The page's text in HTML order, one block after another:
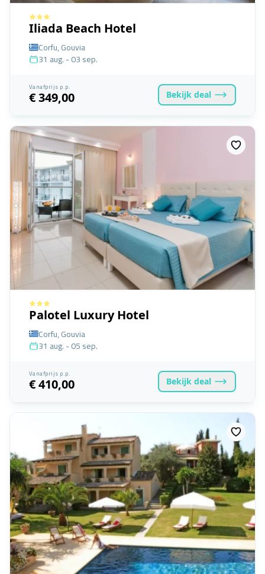
Iliada Beach Hotel
Corfu, Gouvia
31 aug. - 03 sep.
Vanafprijs p.p.
€ 349,00 Bekijk deal
Palotel Luxury Hotel
Corfu, Gouvia
31 aug. - 05 sep.
Vanafprijs p.p.
€ 410,00 Bekijk deal